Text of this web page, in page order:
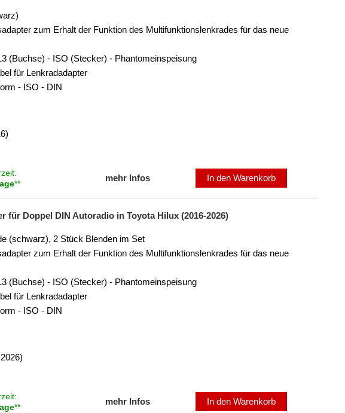
zum Erhalt der Funktion des Multifunktionslenkrades für das neue
(Buchse) - ISO (Stecker) - Phantomeinspeisung
für Lenkradadapter
- ISO - DIN
**
mehr Infos In den Warenkorb
für Doppel DIN Autoradio in Toyota Hilux (2016-2026)
(schwarz), 2 Stück Blenden im Set
zum Erhalt der Funktion des Multifunktionslenkrades für das neue
(Buchse) - ISO (Stecker) - Phantomeinspeisung
für Lenkradadapter
- ISO - DIN
**
mehr Infos In den Warenkorb